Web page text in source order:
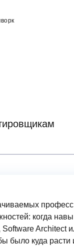
когда
Architect
было куда